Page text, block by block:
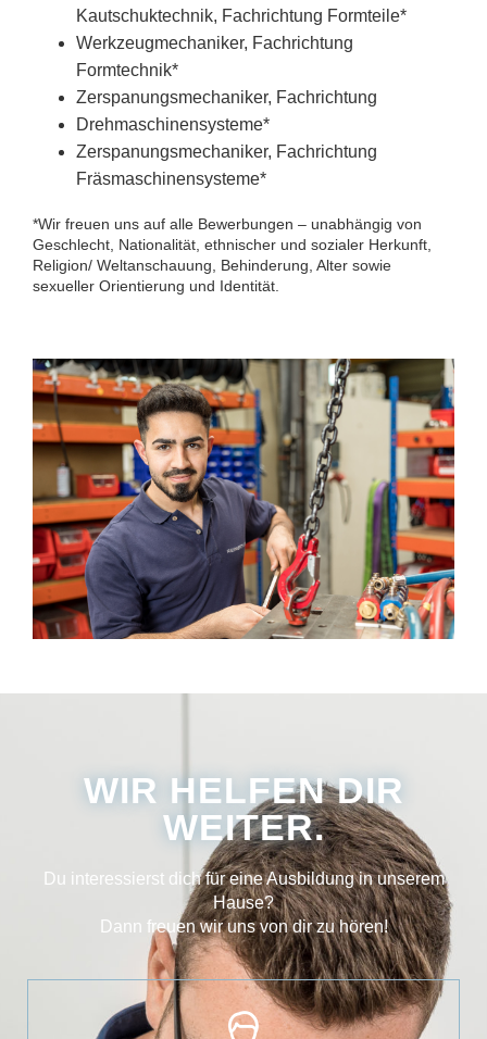
Kautschuktechnik, Fachrichtung Formteile*
Werkzeugmechaniker, Fachrichtung
Formtechnik*
Zerspanungsmechaniker, Fachrichtung
Drehmaschinensysteme*
Zerspanungsmechaniker, Fachrichtung
Fräsmaschinensysteme*
*Wir freuen uns auf alle Bewerbungen – unabhängig von
Geschlecht, Nationalität, ethnischer und sozialer Herkunft,
Religion/ Weltanschauung, Behinderung, Alter sowie
sexueller Orientierung und Identität.
WIR HELFEN DIR
WEITER.
Du interessierst dich für eine Ausbildung in unserem
Hause?
Dann freuen wir uns von dir zu hören!